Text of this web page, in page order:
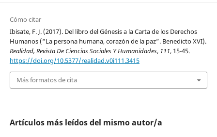
Cómo citar
Ibisate, F. J. (2017). Del libro del Génesis a la Carta de los Derechos
Humanos (“La persona humana, corazón de la paz”. Benedicto XVI).
Realidad, Revista De Ciencias Sociales Y Humanidades, 111, 15-45.
https://doi.org/10.5377/realidad.v0i111.3415
Más formatos de cita
Artículos más leídos del mismo autor/a